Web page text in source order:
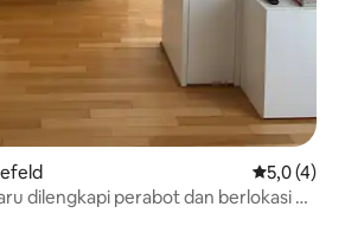
Nilai rata-
5,0 (4)
dilengkapi perabot dan berlokasi di